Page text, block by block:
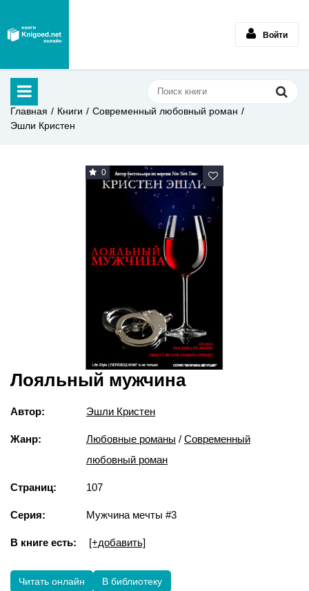
Войти
Главная Книги
Современный любовный роман
Эшли Кристен
0
Лояльный мужчина
Автор: Эшли Кристен
Жанр: Любовные романы / Современный
любовный роман
Страниц: 107
Серия: Мужчина мечты #3
В книге есть: [+добавить]
Читать онлайн В библиотеку